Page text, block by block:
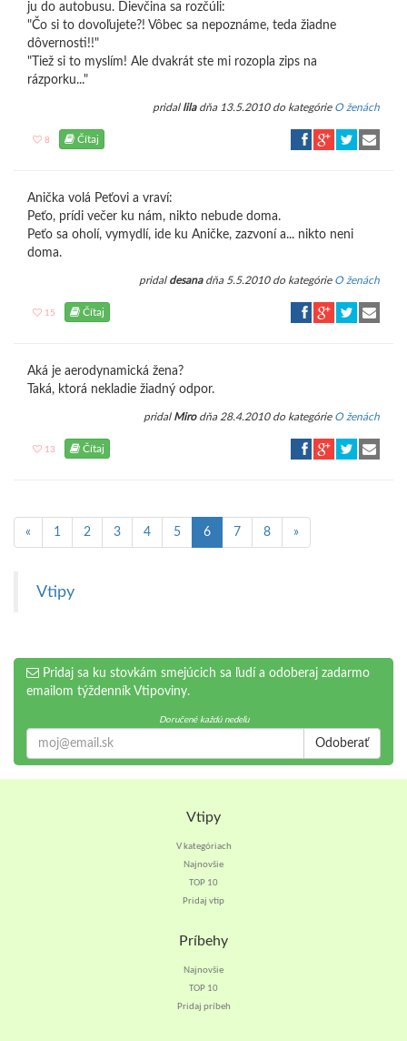
ju do autobusu. Dievčina sa rozčúli:
"Čo si to dovoľujete?! Vôbec sa nepoznáme, teda žiadne
dôvernosti!!"
"Tiež si to myslím! Ale dvakrát ste mi rozopla zips na
rázporku..."
pridal liladňa 13.5.2010 do kategórie O ženách
8 Čítaj
Anička volá Peťovi a vraví:
Peťo, prídi večer ku nám, nikto nebude doma.
Peťo sa oholí, vymydlí, ide ku Aničke, zazvoní a... nikto neni
doma.
pridal desanadňa 5.5.2010 do kategórie O ženách
15 Čítaj
Aká je aerodynamická žena?
Taká, ktorá nekladie žiadný odpor.
pridal Mirodňa 28.4.2010 do kategórie O ženách
13 Čítaj
« 1 2 3 4 5 6 7 8 »
Vtipy
Pridaj sa ku stovkám smejúcich sa ľudí a odoberaj zadarmo
emailom týždenník Vtipoviny.
Doručené každú nedeľu
Odoberať
Vtipy
V kategóriach
Najnovšie
TOP 10
Pridaj vtip
Príbehy
Najnovšie
TOP 10
Pridaj príbeh